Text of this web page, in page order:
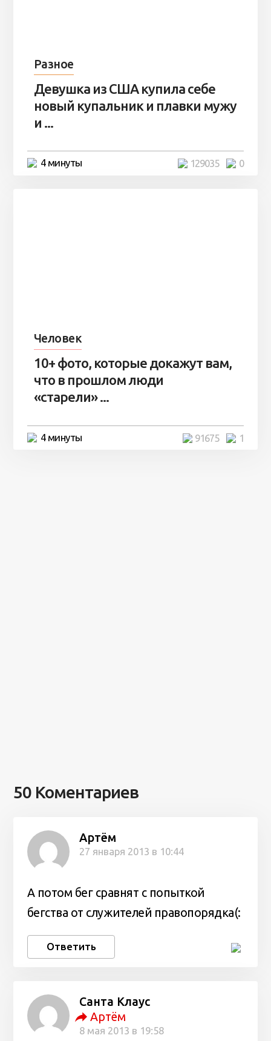
Разное
Девушка из США купила себе
новый купальник и плавки мужу
и ...
4 минуты 0
129035
Человек
10+ фото, которые докажут вам,
что в прошлом люди
«старели» ...
4 минуты 1
91675
50 Коментариев
Артём
27 января 2013 в 10:44
А потом бег сравнят с попыткой
бегства от служителей правопорядка(:
Ответить
Санта Клаус
Артём
8 мая 2013 в 19:58